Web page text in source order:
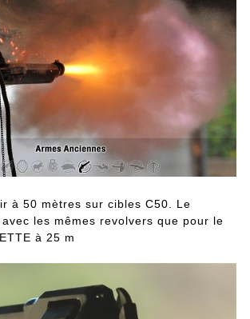
à 50 mètres sur cibles C50. Le
les mêmes revolvers que pour le
à 25 m